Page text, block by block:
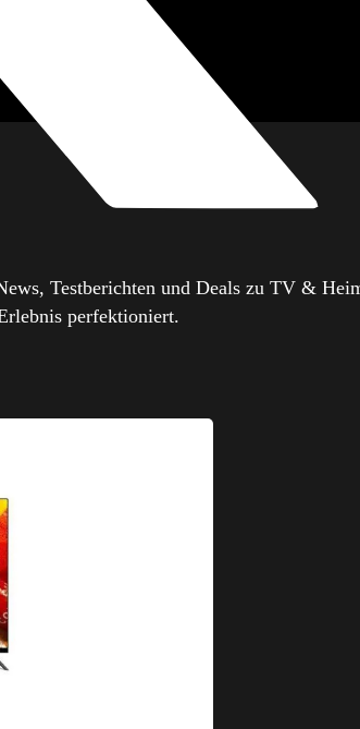
Testberichten und Deals zu TV &
perfektioniert.